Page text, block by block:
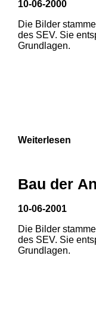
10-06-2000
Die Bilder
des SEV. Sie
Grundlagen.
Weiterlesen
Bau der
10-06-2001
Die Bilder
des SEV. Sie
Grundlagen.